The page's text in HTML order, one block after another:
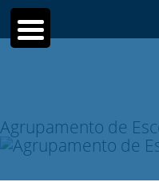
Agrupamento de